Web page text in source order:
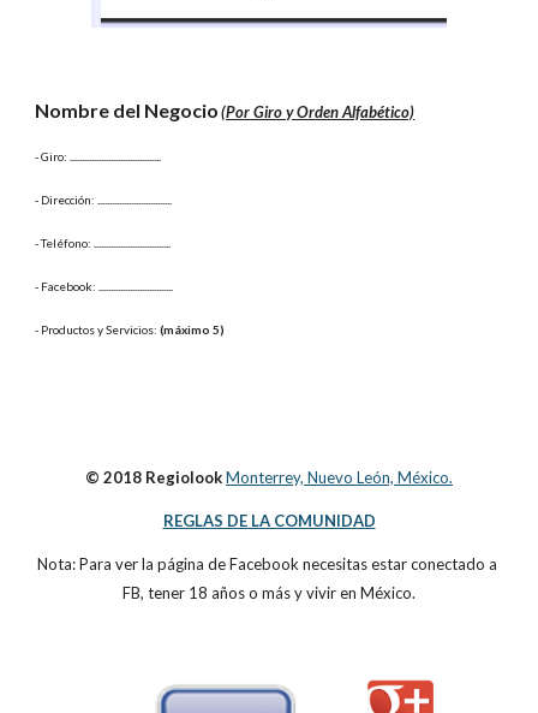
Nombre del Negocio (Por Giro y Orden Alfabético)
- Giro:
- Dirección:
- Teléfono:
- Facebook:
- Productos y Servicios: (máximo 5)
© 2018 RegiolookMonterrey, Nuevo León, México.
REGLAS DE LA COMUNIDAD
Nota: Para ver la página de Facebook necesitas estar conectado a
FB, tener 18 años o más y vivir en México.